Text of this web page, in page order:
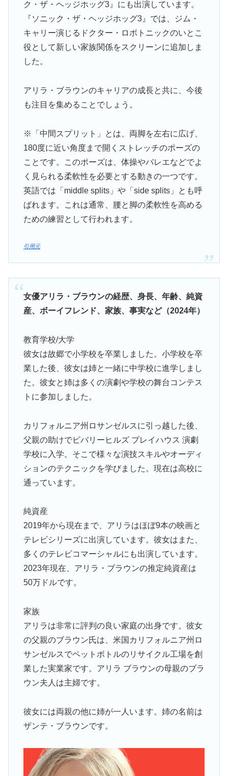
ク・ザ・ヘッジホッグ3』にも出演しています。
『ソニック・ザ・ヘッジホッグ3』では、ジム・
キャリー演じるドクター・ロボトニックのいとこ
役として新しい家族関係をスクリーンに追加しま
した。
アリラ・ブラウンのキャリアの成長と共に、今後
も注目を集めることでしょう。
※「中間スプリット」とは、両脚を左右に広げ、
180度に近い角度まで開くストレッチのポーズの
ことです。このポーズは、体操やバレエなどでよ
く見られる柔軟性を必要とする動きの一つです。
英語では「middle splits」や「side splits」とも呼
ばれます。これは通常、腰と脚の柔軟性を高める
ための練習として行われます。
引用元
女優アリラ・ブラウンの経歴、身長、年齢、純資
産、ボーイフレンド、家族、事実など（2024年）
教育学校/大学
彼女は故郷で小学校を卒業しました。小学校を卒
業した後、彼女は姉と一緒に中学校に進学しまし
た。彼女と姉は多くの演劇や学校の舞台コンテス
トに参加しました。
カリフォルニア州ロサンゼルスに引っ越した後、
父親の助けでビバリーヒルズ プレイハウス 演劇
学校に入学。そこで様々な演技スキルやオーディ
ションのテクニックを学びました。現在は高校に
通っています。
純資産
2019年から現在まで、アリラはほぼ9本の映画と
テレビシリーズに出演しています。彼女はまた、
多くのテレビコマーシャルにも出演しています。
2023年現在、アリラ・ブラウンの推定純資産は
50万ドルです。
家族
アリラは非常に評判の良い家庭の出身です。彼女
の父親のブラウン氏は、米国カリフォルニア州ロ
サンゼルスでペットボトルのリサイクル工場を創
業した実業家です。アリラ ブラウンの母親のブラ
ウン夫人は主婦です。
彼女には両親の他に姉が一人います。姉の名前は
ザンテ・ブラウンです。